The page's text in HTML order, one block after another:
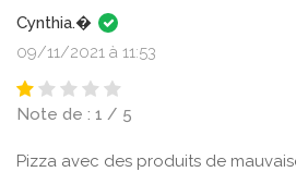
Cynthia.�
09/11/2021 à 11:53
Note de : 1 / 5
Pizza avec des produits de